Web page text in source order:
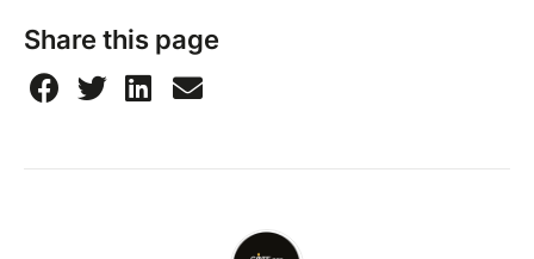
Share this page